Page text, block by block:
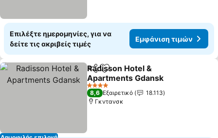
Επιλέξτε ημερομηνίες, για να
δείτε τις ακριβείς τιμές
Εμφάνιση τιμών
Κοινοποίηση
Προσθήκη στα αγαπημένα
Radisson Hotel &
Apartments Gdansk
4 Αστέρια
8,6 Εξαιρετικό
18.113
Γκντανσκ